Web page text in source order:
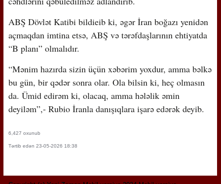
ABŞ Dövlət Katibi bildieib ki, əgər İran boğazı yenidən
açmaqdan imtina etsə, ABŞ və tərəfdaşlarının ehtiyatda
“B planı” olmalıdır.
“Mənim hazırda sizin üçün xəbərim yoxdur, amma bəlkə
bu gün, bir qədər sonra olar. Ola bilsin ki, heç olmasın
da. Ümid edirəm ki, olacaq, amma hələlik əmin
deyiləm”,- Rubio İranla danışıqlara işarə edərək deyib.
6,427 oxunub
Tərtib edən 23-05-2026 18:38